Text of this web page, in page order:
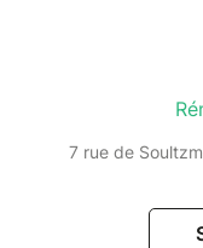
7 rue de